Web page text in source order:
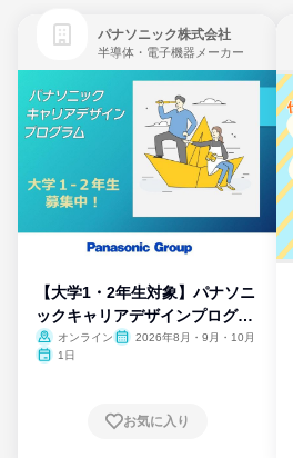
パナソニック株式会社
半導体・電子機器メーカー
【大学1・2年生対象】パナソニ
ックキャリアデザインプログラ
ム
オンライン
2026年8月・9月・10月
1日
お気に入り